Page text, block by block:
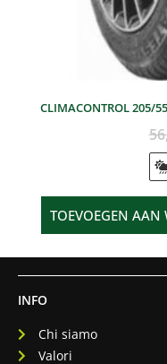
CLIMACONTROL 205/
TOEVOEGEN AAN
INFO
Chi siamo
Valori